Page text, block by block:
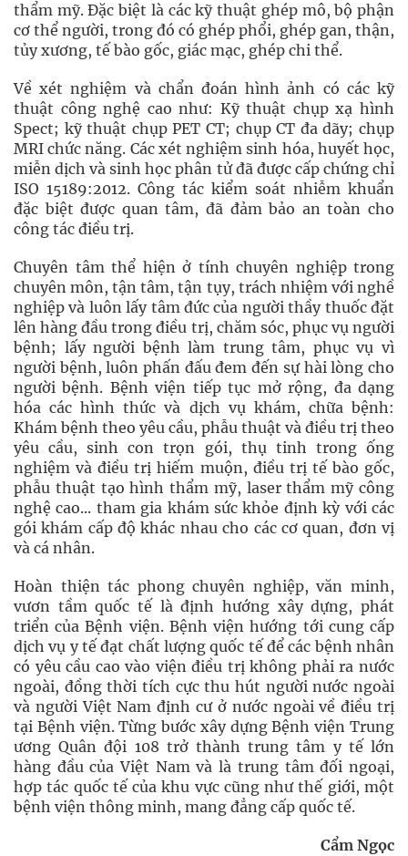
thẩm mỹ. Đặc biệt là các kỹ thuật ghép mô, bộ phận
cơ thể người, trong đó có ghép phổi, ghép gan, thận,
tủy xương, tế bào gốc, giác mạc, ghép chi thể.
Về xét nghiệm và chẩn đoán hình ảnh có các kỹ
thuật công nghệ cao như: Kỹ thuật chụp xạ hình
Spect; kỹ thuật chụp PET CT; chụp CT đa dãy; chụp
MRI chức năng. Các xét nghiệm sinh hóa, huyết học,
miễn dịch và sinh học phân tử đã được cấp chứng chỉ
ISO 15189:2012. Công tác kiểm soát nhiễm khuẩn
đặc biệt được quan tâm, đã đảm bảo an toàn cho
công tác điều trị.
Chuyên tâm thể hiện ở tính chuyên nghiệp trong
chuyên môn, tận tâm, tận tụy, trách nhiệm với nghề
nghiệp và luôn lấy tâm đức của người thầy thuốc đặt
lên hàng đầu trong điều trị, chăm sóc, phục vụ người
bệnh; lấy người bệnh làm trung tâm, phục vụ vì
người bệnh, luôn phấn đấu đem đến sự hài lòng cho
người bệnh. Bệnh viện tiếp tục mở rộng, đa dạng
hóa các hình thức và dịch vụ khám, chữa bệnh:
Khám bệnh theo yêu cầu, phẫu thuật và điều trị theo
yêu cầu, sinh con trọn gói, thụ tinh trong ống
nghiệm và điều trị hiếm muộn, điều trị tế bào gốc,
phẫu thuật tạo hình thẩm mỹ, laser thẩm mỹ công
nghệ cao... tham gia khám sức khỏe định kỳ với các
gói khám cấp độ khác nhau cho các cơ quan, đơn vị
và cá nhân.
Hoàn thiện tác phong chuyên nghiệp, văn minh,
vươn tầm quốc tế là định hướng xây dựng, phát
triển của Bệnh viện. Bệnh viện hướng tới cung cấp
dịch vụ y tế đạt chất lượng quốc tế để các bệnh nhân
có yêu cầu cao vào viện điều trị không phải ra nước
ngoài, đồng thời tích cực thu hút người nước ngoài
và người Việt Nam định cư ở nước ngoài về điều trị
tại Bệnh viện. Từng bước xây dựng Bệnh viện Trung
ương Quân đội 108 trở thành trung tâm y tế lớn
hàng đầu của Việt Nam và là trung tâm đối ngoại,
hợp tác quốc tế của khu vực cũng như thế giới, một
bệnh viện thông minh, mang đẳng cấp quốc tế.
Cẩm Ngọc